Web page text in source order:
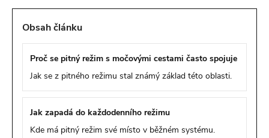
Obsah článku
Proč se pitný režim s močovými cestami často spojuje
Jak se z pitného režimu stal známý základ této oblasti.
Jak zapadá do každodenního režimu
Kde má pitný režim své místo v běžném systému.